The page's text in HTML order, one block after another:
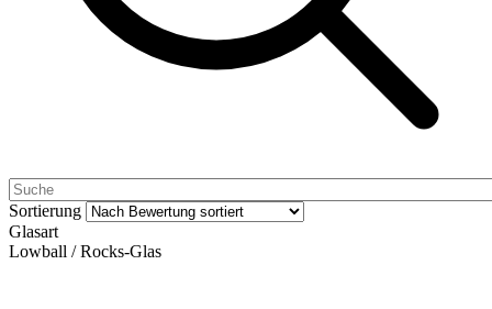
Sortierung
Glasart
Lowball / Rocks-Glas